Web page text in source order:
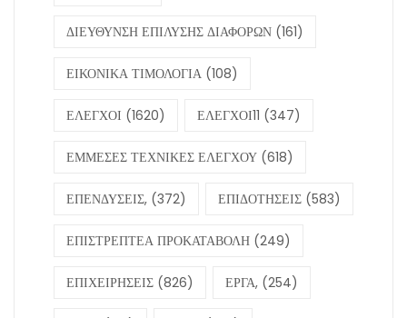
ΔΙΕΥΘΥΝΣΗ ΕΠΙΛΥΣΗΣ ΔΙΑΦΟΡΩΝ (161)
ΕΙΚΟΝΙΚΑ ΤΙΜΟΛΟΓΙΑ (108)
ΕΛΕΓΧΟΙ (1620) ΕΛΕΓΧΟΙ11 (347)
ΕΜΜΕΣΕΣ ΤΕΧΝΙΚΕΣ ΕΛΕΓΧΟΥ (618)
ΕΠΕΝΔΥΣΕΙΣ, (372) ΕΠΙΔΟΤΗΣΕΙΣ (583)
ΕΠΙΣΤΡΕΠΤΕΑ ΠΡΟΚΑΤΑΒΟΛΗ (249)
ΕΠΙΧΕΙΡΗΣΕΙΣ (826) ΕΡΓΑ, (254)